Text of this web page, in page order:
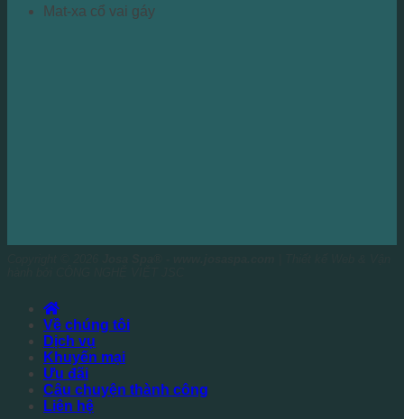
Mat-xa cổ vai gáy
Về chúng tôi
Dịch vụ
Khuyến mại
Ưu đãi
Câu chuyện thành công
Liên hệ